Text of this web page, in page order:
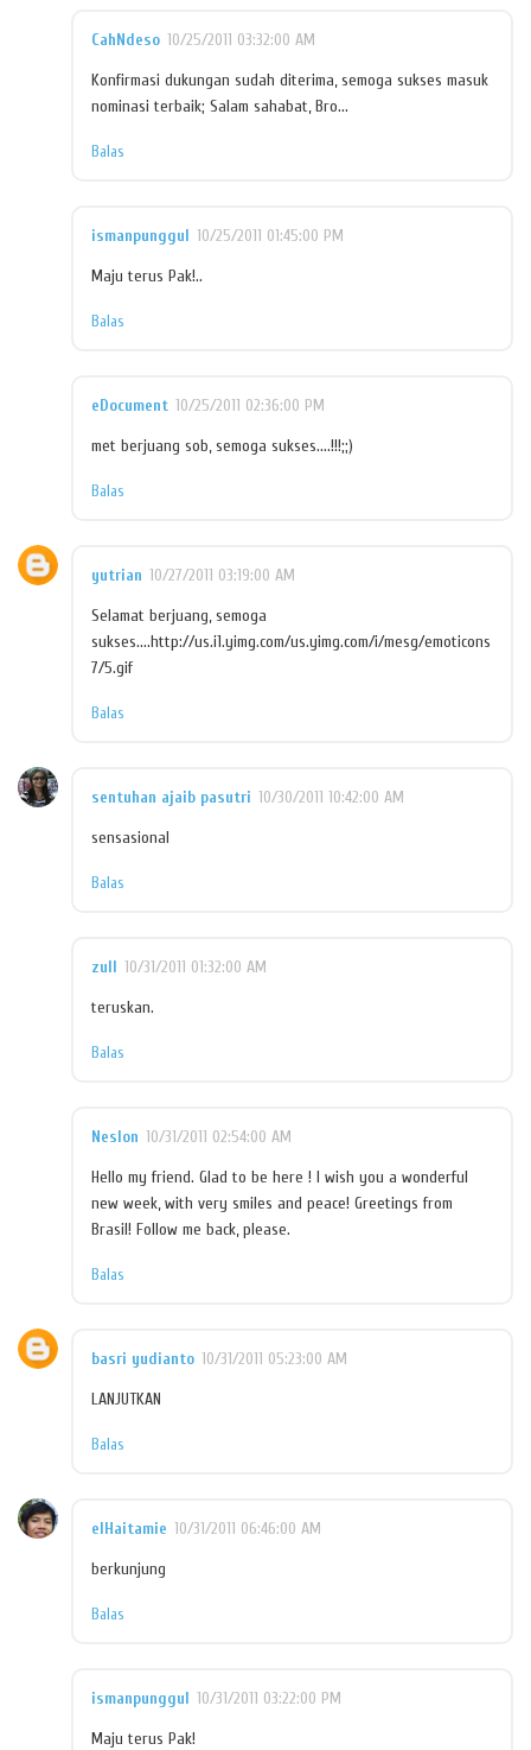
CahNdeso 10/25/2011 03:32:00 AM
Konfirmasi dukungan sudah diterima, semoga sukses masuk
nominasi terbaik; Salam sahabat, Bro...
Balas
ismanpunggul 10/25/2011 01:45:00 PM
Maju terus Pak!..
Balas
eDocument 10/25/2011 02:36:00 PM
met berjuang sob, semoga sukses....!!!;;)
Balas
yutrian 10/27/2011 03:19:00 AM
Selamat berjuang, semoga
sukses....http://us.i1.yimg.com/us.yimg.com/i/mesg/emoticons
7/5.gif
Balas
sentuhan ajaib pasutri 10/30/2011 10:42:00 AM
sensasional
Balas
zull 10/31/2011 01:32:00 AM
teruskan.
Balas
Neslon 10/31/2011 02:54:00 AM
Hello my friend. Glad to be here ! I wish you a wonderful
new week, with very smiles and peace! Greetings from
Brasil! Follow me back, please.
Balas
basri yudianto 10/31/2011 05:23:00 AM
LANJUTKAN
Balas
elHaitamie 10/31/2011 06:46:00 AM
berkunjung
Balas
ismanpunggul 10/31/2011 03:22:00 PM
Maju terus Pak!